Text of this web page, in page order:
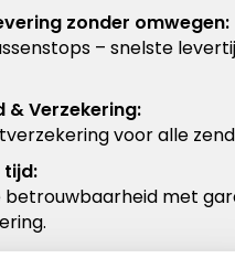
zonder omwegen:
– snelste
& Verzekering:
voor alle
tijd:
betrouwbaarheid met